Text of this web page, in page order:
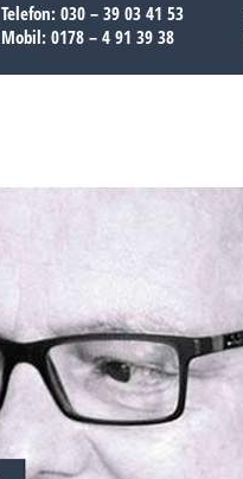
Telefon: 030 – 39 03 41 53
Mobil: 0178 – 4 91 39 38